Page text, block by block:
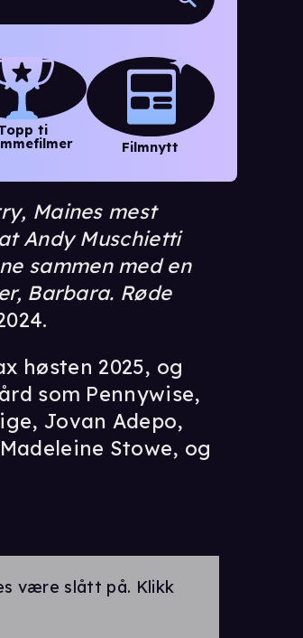
ti
Filmnytt
Maines mest
Andy Muschietti
sammen med en
Barbara. Røde
høsten 2025, og
som Pennywise,
Jovan Adepo,
Stowe, og
være slått på. Klikk